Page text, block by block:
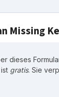
Missing
dieses
gratis. Sie